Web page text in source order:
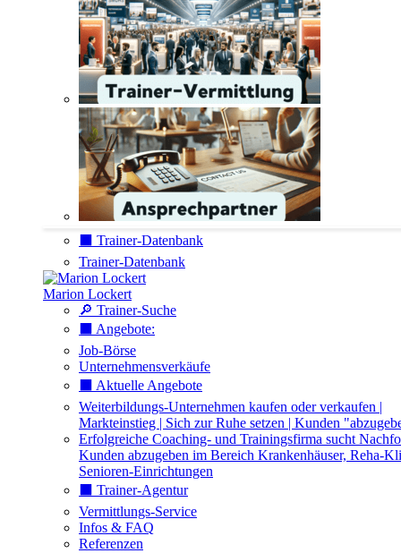
⬛️ Trainer-Datenbank
Trainer-Datenbank
Marion Lockert
🔎 Trainer-Suche
⬛️ Angebote:
Job-Börse
Unternehmensverkäufe
⬛️ Aktuelle Angebote
Weiterbildungs-Unternehmen kaufen oder verkaufen |
Markteinstieg | Sich zur Ruhe setzen | Kunden
Erfolgreiche Coaching- und Trainingsfirma sucht
Kunden abzugeben im Bereich Krankenhäuser, Reha-
Senioren-Einrichtungen
⬛️ Trainer-Agentur
Vermittlungs-Service
Infos & FAQ
Referenzen